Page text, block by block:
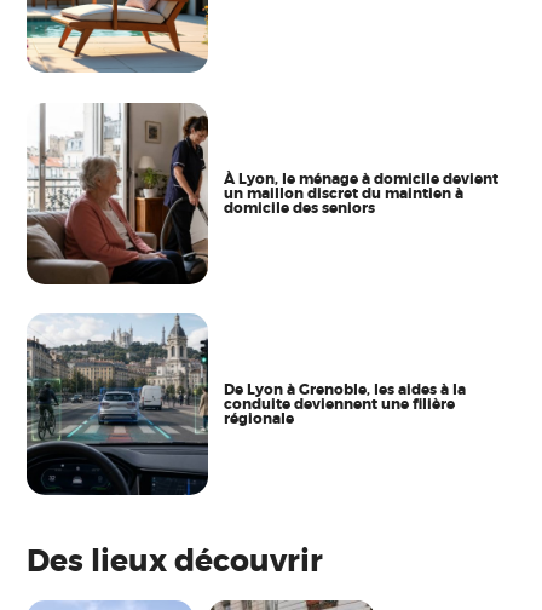
À Lyon, le ménage à domicile devient
un maillon discret du maintien à
domicile des seniors
De Lyon à Grenoble, les aides à la
conduite deviennent une filière
régionale
Des lieux découvrir